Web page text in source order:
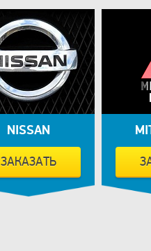
NISSAN
ЗАКАЗАТЬ